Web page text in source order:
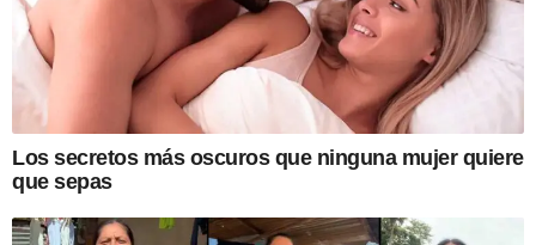
Los secretos más oscuros que ninguna mujer quiere
que sepas